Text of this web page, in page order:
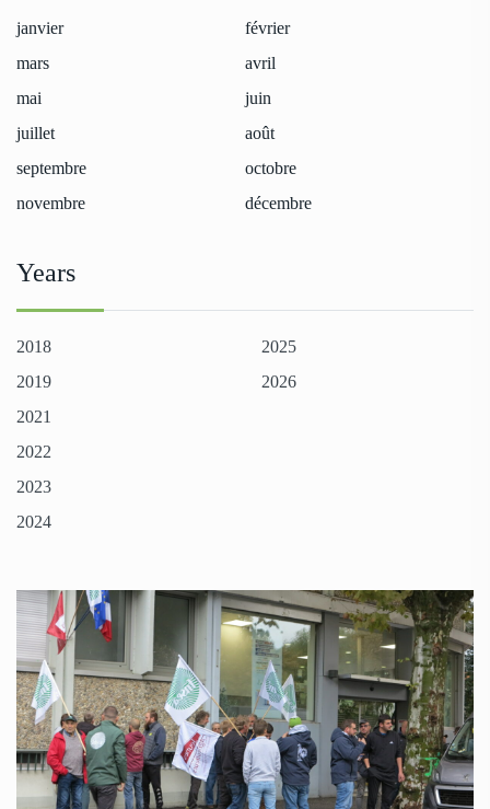
janvier
février
mars
avril
mai
juin
juillet
août
septembre
octobre
novembre
décembre
Years
2018
2019
2021
2022
2023
2024
2025
2026